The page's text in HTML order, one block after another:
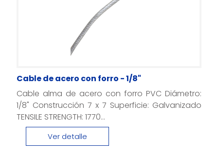
Cable de acero con forro - 1/8"
Cable alma de acero con forro PVC Diámetro:
1/8" Construcción 7 x 7 Superficie: Galvanizado
TENSILE STRENGTH: 1770...
Ver detalle